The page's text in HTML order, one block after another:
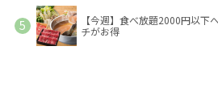
【今週】食べ放題2000円以下
チがお得